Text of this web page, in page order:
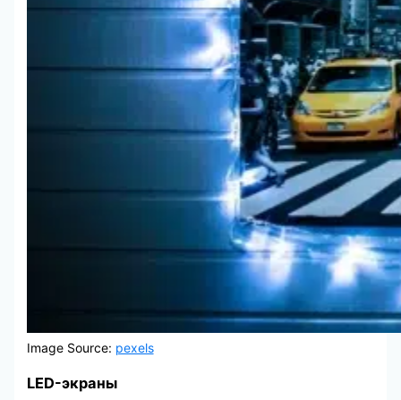
Image Source: pexels
LED-экраны